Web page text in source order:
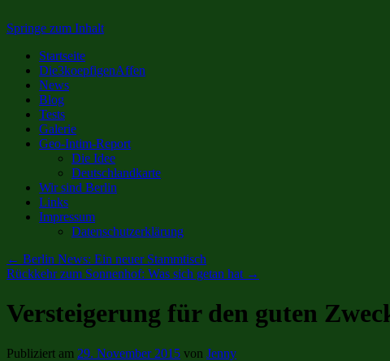
Springe zum Inhalt
Startseite
Die3koepfigenAffen
News
Blog
Tests
Galerie
Geo-Intim-Report
Die Idee
Deutschlandkarte
Wir sind Berlin
Links
Impressum
Datenschutzerklärung
← Berlin News: Ein neuer Stammtisch
Rückkehr zum Sonnenhof: Was sich getan hat →
Versteigerung für den guten
Publiziert am 29. November 2015 von Jenny